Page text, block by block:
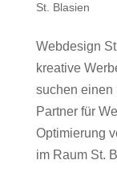
St. Blasien
Webdesign
kreative
suchen einen
Partner für
Optimierung
im Raum St.